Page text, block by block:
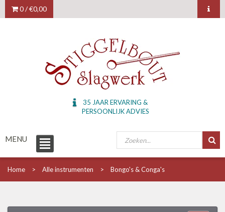
0 /€0,00
35 JAAR ERVARING &
PERSOONLIJK ADVIES
MENU
Home Alle instrumenten Bongo's & Conga's